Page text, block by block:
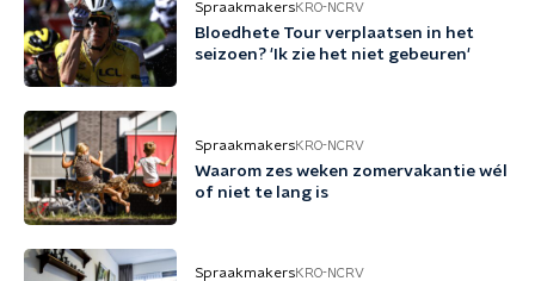
SpraakmakersKRO-NCRV
Bloedhete Tour verplaatsen in het
seizoen? 'Ik zie het niet gebeuren'
SpraakmakersKRO-NCRV
Waarom zes weken zomervakantie wél
of niet te lang is
SpraakmakersKRO-NCRV